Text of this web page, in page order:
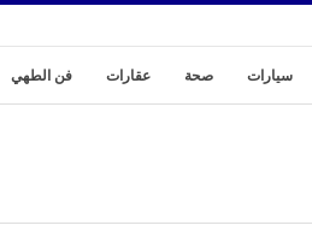
سيارات صحة عقارات فن الطهي